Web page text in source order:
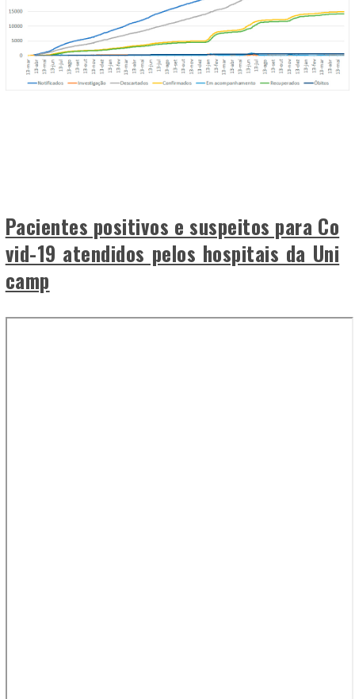
Pacientes positivos e suspeitos para Co
vid-19 atendidos pelos hospitais da Uni
camp